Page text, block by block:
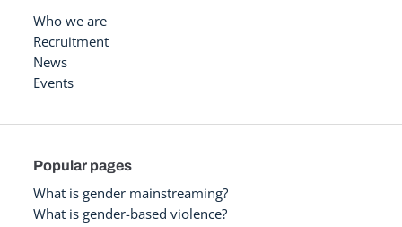
Who we are
Recruitment
News
Events
Popular pages
What is gender mainstreaming?
What is gender-based violence?